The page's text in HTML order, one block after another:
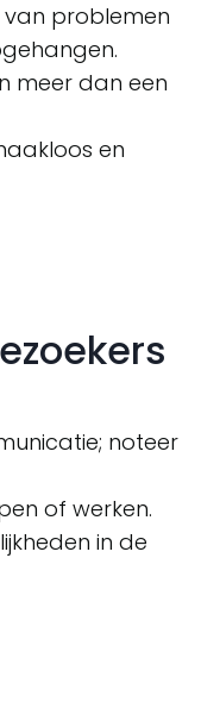
problemen
meer dan een
en
noteer
of werken.
in de